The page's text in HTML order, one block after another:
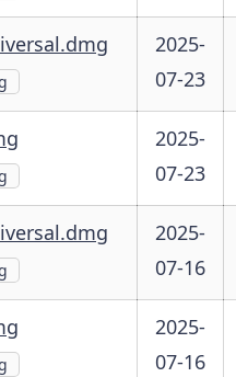
2025-
07-23
2025-
07-23
2025-
07-16
2025-
07-16